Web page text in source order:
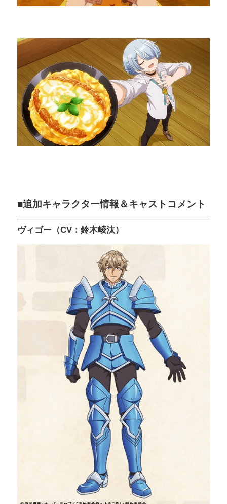
■追加キャラクター情報＆キャストコメント
ヴィゴー（CV：鈴木崚汰）